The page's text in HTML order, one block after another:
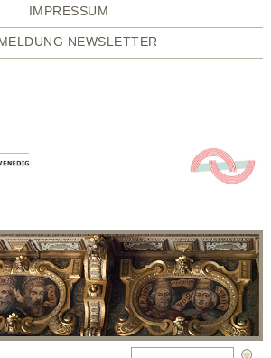
IMPRESSUM
NEWSLETTER